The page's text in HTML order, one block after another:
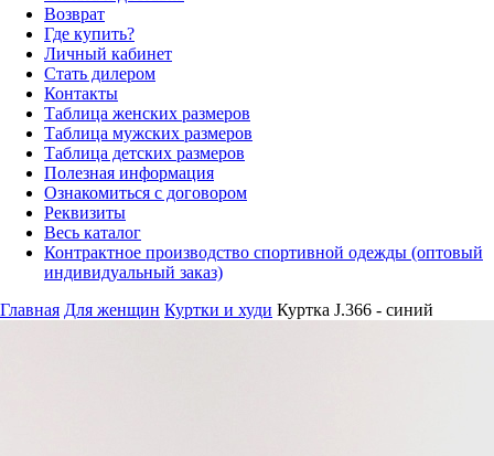
Возврат
Где купить?
Личный кабинет
Стать дилером
Контакты
Таблица женских размеров
Таблица мужских размеров
Таблица детских размеров
Полезная информация
Ознакомиться с договором
Реквизиты
Весь каталог
Контрактное производство спортивной одежды (оптовый
индивидуальный заказ)
Главная Для женщин Куртки и худи Куртка J.366 - синий